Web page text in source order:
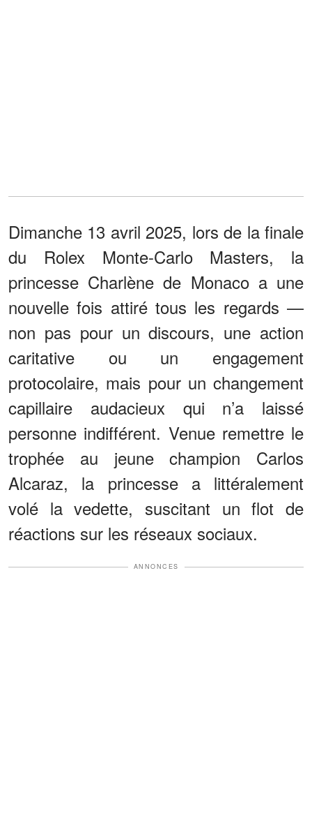
Dimanche 13 avril 2025, lors de la finale
du Rolex Monte-Carlo Masters, la
princesse Charlène de Monaco a une
nouvelle fois attiré tous les regards —
non pas pour un discours, une action
caritative ou un engagement
protocolaire, mais pour un changement
capillaire audacieux qui n’a laissé
personne indifférent. Venue remettre le
trophée au jeune champion Carlos
Alcaraz, la princesse a littéralement
volé la vedette, suscitant un flot de
réactions sur les réseaux sociaux.
ANNONCES